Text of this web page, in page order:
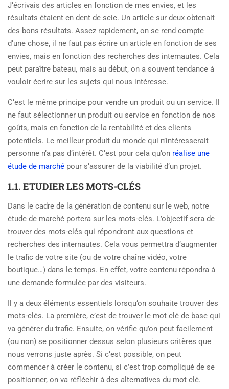
J’écrivais des articles en fonction de mes envies, et les
résultats étaient en dent de scie. Un article sur deux obtenait
des bons résultats. Assez rapidement, on se rend compte
d’une chose, il ne faut pas écrire un article en fonction de ses
envies, mais en fonction des recherches des internautes. Cela
peut paraître bateau, mais au début, on a souvent tendance à
vouloir écrire sur les sujets qui nous intéresse.
C’est le même principe pour vendre un produit ou un service. Il
ne faut sélectionner un produit ou service en fonction de nos
goûts, mais en fonction de la rentabilité et des clients
potentiels. Le meilleur produit du monde qui n’intéresserait
personne n’a pas d’intérêt. C’est pour cela qu’on réalise une
étude de marché pour s’assurer de la viabilité d’un projet.
1.1. ETUDIER LES MOTS-CLÉS
Dans le cadre de la génération de contenu sur le web, notre
étude de marché portera sur les mots-clés. L’objectif sera de
trouver des mots-clés qui répondront aux questions et
recherches des internautes. Cela vous permettra d’augmenter
le trafic de votre site (ou de votre chaîne vidéo, votre
boutique…) dans le temps. En effet, votre contenu répondra à
une demande formulée par des visiteurs.
Il y a deux éléments essentiels lorsqu’on souhaite trouver des
mots-clés. La première, c’est de trouver le mot clé de base qui
va générer du trafic. Ensuite, on vérifie qu’on peut facilement
(ou non) se positionner dessus selon plusieurs critères que
nous verrons juste après. Si c’est possible, on peut
commencer à créer le contenu, si c’est trop compliqué de se
positionner, on va réfléchir à des alternatives du mot clé.